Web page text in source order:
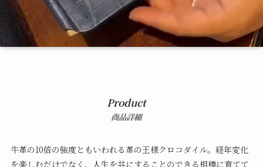
Product
商品詳細
牛革の10倍の強度ともいわれる革の王様クロコダイル。経年変化
を楽しむだけでなく、人生を共にすることのできる相棒に育てて